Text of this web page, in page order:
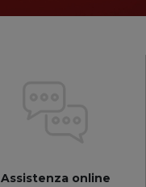
Assistenza online